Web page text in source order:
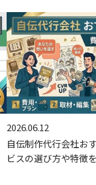
2026.06.12
自伝制作代行会社お
ビスの選び方や特徴